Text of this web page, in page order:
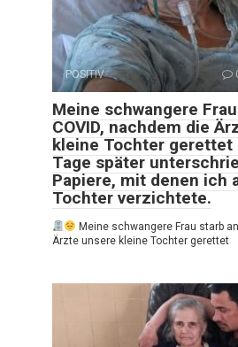
POSITIV
Meine schwangere
COVID, nachdem die
kleine Tochter gerettet
Tage später
Papiere, mit denen ich
Tochter verzichtete.
Meine schwangere Frau starb
Ärzte unsere kleine Tochter gerettet